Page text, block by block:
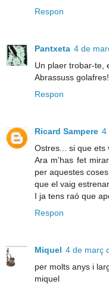
Respon
Pantxeta 4 de
Un plaer trobar-te,
Abrassuss golafres!
Respon
Ricard Sampere 4
Ostres... si que ets
Ara m'has fet
per aquestes
que el vaig
I ja tens raó que
Respon
Miquel 4 de març
per molts anys i
miquel